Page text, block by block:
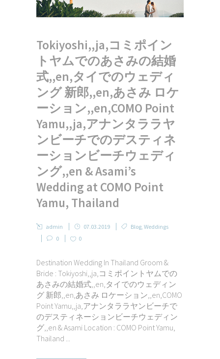
Tokiyoshi,,ja,コミポイン
トヤムでのあさみの結婚
式,,en,タイでのウェディ
ング 新郎,,en,あさみ ロケ
ーション,,en,COMO Point
Yamu,,ja,アナンタララヤ
ンビーチでのデスティネ
ーションビーチウェディ
ング,,en & Asami’s
Wedding at COMO Point
Yamu, Thailand
admin 07.03.2019 Blog Weddings
0
0
Destination Wedding In Thailand Groom &
Bride : Tokiyoshi,,ja,コミポイントヤムでの
あさみの結婚式,,en,タイでのウェディン
グ 新郎,,en,あさみ ロケーション,,en,COMO
Point Yamu,,ja,アナンタララヤンビーチで
のデスティネーションビーチウェディン
グ,,en & Asami Location : COMO Point Yamu,
Thailand ...